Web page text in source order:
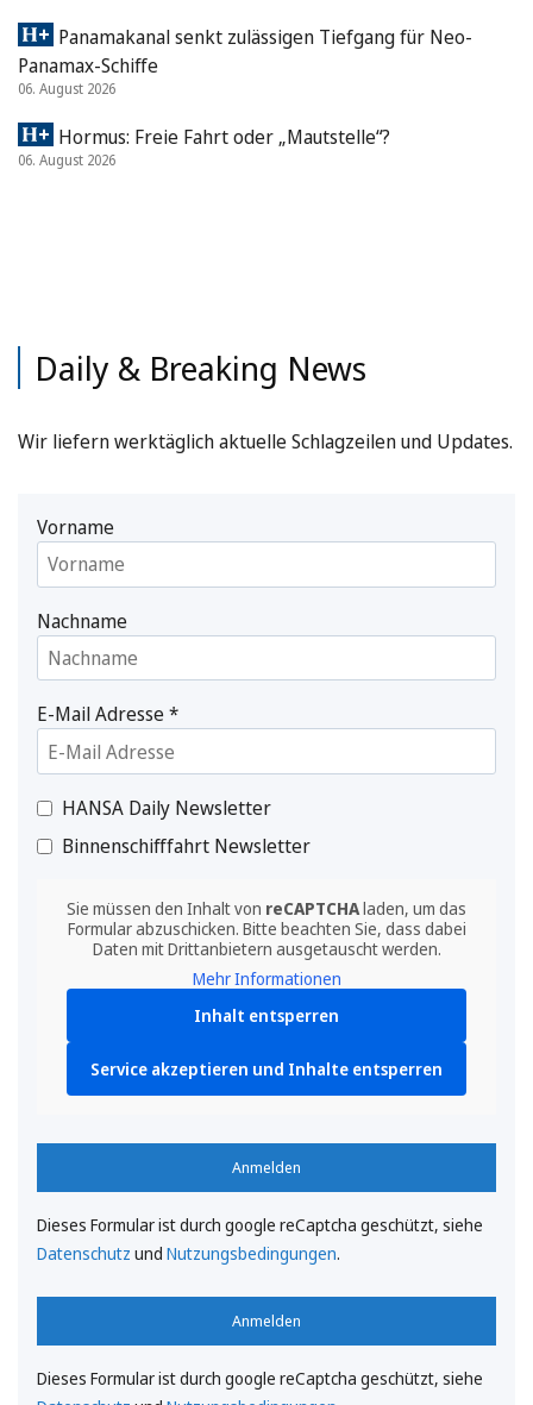
Panamakanal senkt zulässigen Tiefgang für Neo-
Panamax-Schiffe
06. August 2026
Hormus: Freie Fahrt oder „Mautstelle“?
06. August 2026
Daily & Breaking News
Wir liefern werktäglich aktuelle Schlagzeilen und Updates.
Vorname
Nachname
E-Mail Adresse*
HANSA Daily Newsletter
Binnenschifffahrt Newsletter
Sie müssen den Inhalt von reCAPTCHAladen, um das
Formular abzuschicken. Bitte beachten Sie, dass dabei
Daten mit Drittanbietern ausgetauscht werden.
Mehr Informationen
Inhalt entsperren
Service akzeptieren und Inhalte entsperren
Anmelden
Dieses Formular ist durch google reCaptcha geschützt, siehe
Datenschutz und Nutzungsbedingungen.
Anmelden
Dieses Formular ist durch google reCaptcha geschützt, siehe